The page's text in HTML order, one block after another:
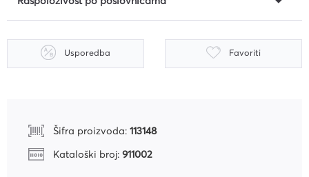
Usporedba Favoriti
Šifra proizvoda: 113148
Kataloški broj: 911002